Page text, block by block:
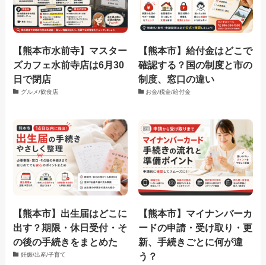
【熊本市水前寺】マスター
ズカフェ水前寺店は6月30
日で閉店
グルメ/飲食店
【熊本市】給付金はどこで
確認する？国の制度と市の
制度、窓口の違い
お金/税金/給付金
【熊本市】出生届はどこに
出す？期限・休日受付・そ
の後の手続きをまとめた
妊娠/出産/子育て
【熊本市】マイナンバーカ
ードの申請・受け取り・更
新、手続きごとに何が違
う？